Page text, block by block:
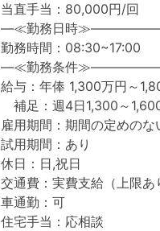
当直手当：80,000円/回
―≪勤務日時
勤務時間：08:30~17:00
―≪勤務条件
給与：年俸 1,300万円～
補足：週4日1,300～
雇用期間：期間の定めのな
試用期間：あり
休日：日,祝日
交通費：実費支給（上限あ
車通勤：可
住宅手当：応相談